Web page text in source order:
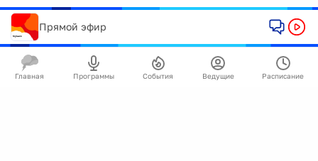
Прямой эфир
Главная Программы События Ведущие Расписание